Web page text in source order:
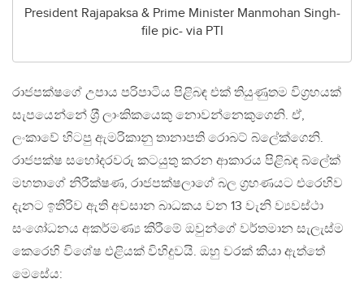
President Rajapaksa & Prime Minister Manmohan Singh-
file pic- via PTI
රාජපක්ෂගේ උපාය පරිපාටිය පිළිබඳ එක් තියුණුතම විග‍්‍රහයක්
සැපයෙන්නේ ශ‍්‍රී ලාංකිකයෙකු නොවන්නෙකුගෙනි. ඒ,
ලංකාවේ හිටපු ඇමරිකානු තානාපති රොබට් බ්ලේක්ගෙනි.
රාජපක්ෂ සහෝදරවරු කටයුතු කරන ආකාරය පිළිබඳ බ්ලේක්
මහතාගේ නිරීක්ෂණ, රාජපක්ෂලාගේ බල ග‍්‍රහණයට එරෙහිව
දැනට ඉතිරිව ඇති අවසාන බාධකය වන 13 වැනි ව්‍යවස්ථා
සංශෝධනය අකර්මණ්‍ය කිරීමේ ඔවුන්ගේ වර්තමාන සැලැස්ම
කෙරෙහි විශේෂ එළියක් විහිදුවයි. ඔහු වරක් කියා ඇත්තේ
මෙසේය: